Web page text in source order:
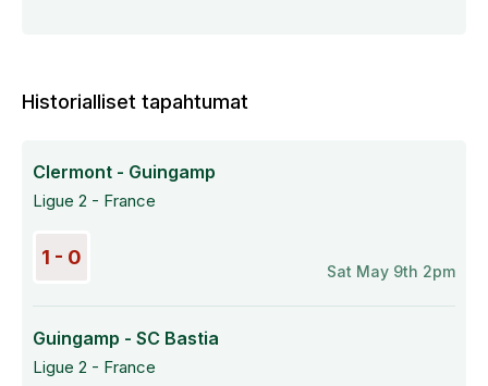
Historialliset tapahtumat
Clermont - Guingamp
Ligue 2 - France
1 - 0
Sat May 9th 2pm
Guingamp - SC Bastia
Ligue 2 - France